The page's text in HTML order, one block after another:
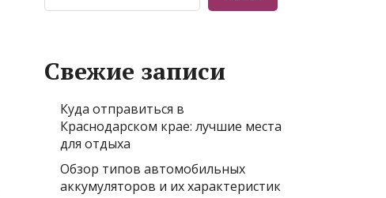
Свежие записи
Куда отправиться в
Краснодарском крае: лучшие места
для отдыха
Обзор типов автомобильных
аккумуляторов и их характеристик